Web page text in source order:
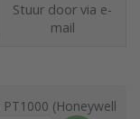
Stuur door via e-
mail
(Honeywell,